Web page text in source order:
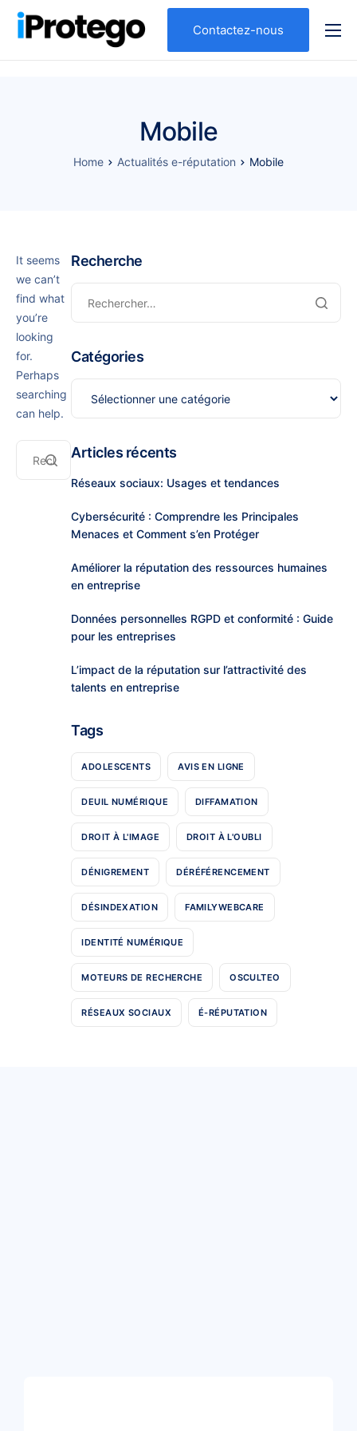
Qui sommes nous ?
Nos solutions
Contactez-nous
Mobile
Home Actualités e-réputation Mobile
It seems
we can’t
find what
you’re
looking
for.
Perhaps
searching
can help.
Recherche
Catégories
Articles récents
Réseaux sociaux: Usages et tendances
Cybersécurité : Comprendre les Principales
Menaces et Comment s’en Protéger
Améliorer la réputation des ressources humaines
en entreprise
Données personnelles RGPD et conformité : Guide
pour les entreprises
L’impact de la réputation sur l’attractivité des
talents en entreprise
Tags
ADOLESCENTS AVIS EN LIGNE
DEUIL NUMÉRIQUE DIFFAMATION
DROIT À L'IMAGE DROIT À L'OUBLI
DÉNIGREMENT DÉRÉFÉRENCEMENT
DÉSINDEXATION FAMILYWEBCARE
IDENTITÉ NUMÉRIQUE
MOTEURS DE RECHERCHE OSCULTEO
RÉSEAUX SOCIAUX É-RÉPUTATION